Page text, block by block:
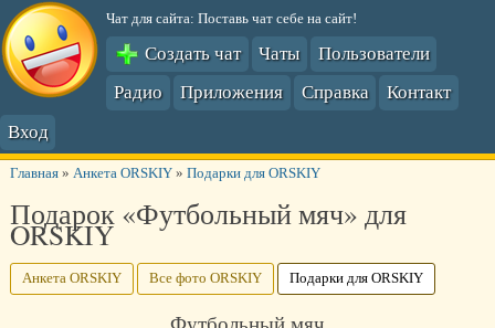
Чат для сайта: Поставь чат себе на сайт!
Создать чат Чаты
Пользователи
Радио
Приложения Справка
Контакт
Вход
Главная» Анкета ORSKIY» Подарки для ORSKIY
Подарок «Футбольный мяч» для
ORSKIY
Анкета ORSKIY Все фото ORSKIY Подарки для ORSKIY